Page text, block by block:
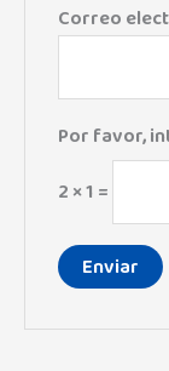
Correo
Por favor,
2 × 1 =